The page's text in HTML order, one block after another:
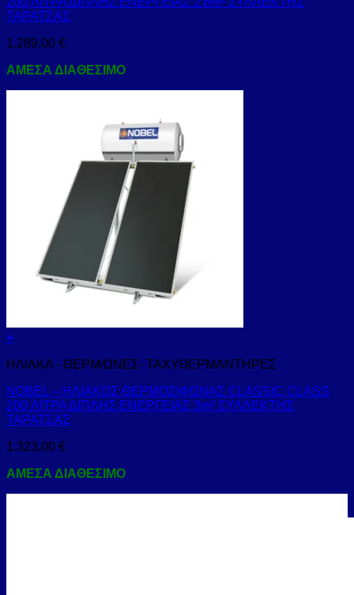
ΤΑΡΑΤΣΑΣ
1.289,00 €
ΑΜΕΣΑ ΔΙΑΘΕΣΙΜΟ
+
ΗΛΙΑΚΑ - ΘΕΡΜ/ΩΝΕΣ- ΤΑΧΥΘΕΡΜΑΝΤΗΡΕΣ
NOBEL – ΗΛΙΑΚΟΣ ΘΕΡΜΟΣΙΦΩΝΑΣ CLASSIC CLASS
200 ΛΙΤΡΑ ΔΙΠΛΗΣ ΕΝΕΡΓΕΙΑΣ 3m² ΣΥΛΛΕΚΤΗΣ
ΤΑΡΑΤΣΑΣ
1.323,00 €
ΑΜΕΣΑ ΔΙΑΘΕΣΙΜΟ